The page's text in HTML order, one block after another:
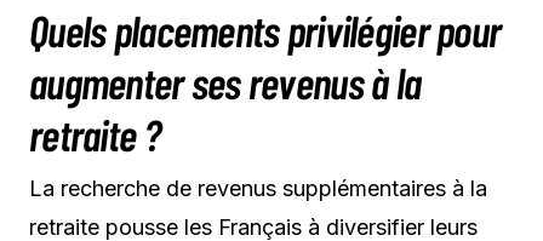
Quels placements privilégier pour
augmenter ses revenus à la
retraite ?
La recherche de revenus supplémentaires à la
retraite pousse les Français à diversifier leurs